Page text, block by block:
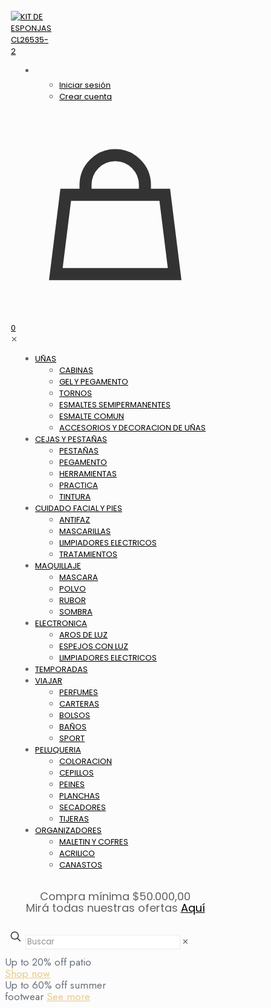
Iniciar sesión
Crear cuenta
0
✕
UÑAS
CABINAS
GEL Y PEGAMENTO
TORNOS
ESMALTES SEMIPERMANENTES
ESMALTE COMUN
ACCESORIOS Y DECORACION DE UÑAS
CEJAS Y PESTAÑAS
PESTAÑAS
PEGAMENTO
HERRAMIENTAS
PRACTICA
TINTURA
CUIDADO FACIAL Y PIES
ANTIFAZ
MASCARILLAS
LIMPIADORES ELECTRICOS
TRATAMIENTOS
MAQUILLAJE
MASCARA
POLVO
RUBOR
SOMBRA
ELECTRONICA
AROS DE LUZ
ESPEJOS CON LUZ
LIMPIADORES ELECTRICOS
TEMPORADAS
VIAJAR
PERFUMES
CARTERAS
BOLSOS
BAÑOS
SPORT
PELUQUERIA
COLORACION
CEPILLOS
PEINES
PLANCHAS
SECADORES
TIJERAS
ORGANIZADORES
MALETIN Y COFRES
ACRILICO
CANASTOS
Compra mínima $50.000,00
Mirá todas nuestras ofertas Aquí
✕
Up to 20% off patio
Shop now
Up to 60% off summer
footwear See more